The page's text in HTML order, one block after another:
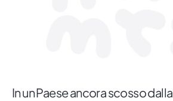
In un Paese ancora scosso dalla